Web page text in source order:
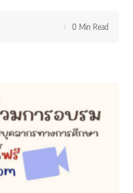
0 Min Read